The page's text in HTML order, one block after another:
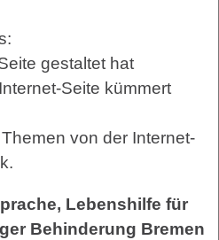
gestaltet hat
Seite kümmert
von der Internet-
Lebenshilfe für
Behinderung Bremen